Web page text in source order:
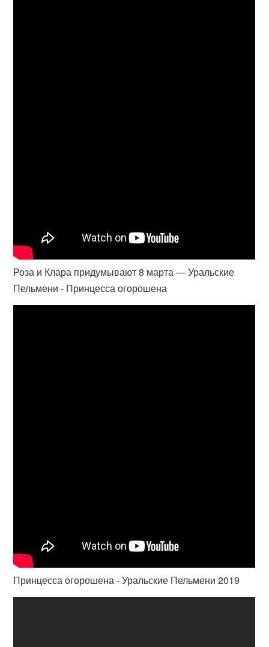
Роза и Клара придумывают 8 марта — Уральские
Пельмени - Принцесса огорошена
Принцесса огорошена - Уральские Пельмени 2019